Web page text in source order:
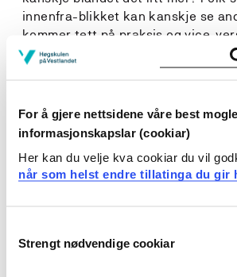
For å gjere nettsidene våre best
informasjonskapslar (cookiar)
Her kan du velje kva cookiar du vil
når som helst endre tillatinga du gir
Selection
Strengt nødvendige cookiar
innenfra-blikket kan kanskje se
kommer tett på praksis og vice-
forresten også overraskende at
forskning på
Hvordan kom denne artikkelen til?
Vi ble kjent da vi startet i kull 3 på
et fåtall som holdt på med
snakket om å skrive noe i lag en
være en avslutningskonferanse for
med på konferansen! Det var ikke
var bare to som hadde meldt seg